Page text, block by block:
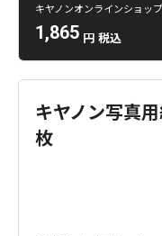
キヤノンオンラインショッ
1,865 円 税込
キヤノン写真
枚